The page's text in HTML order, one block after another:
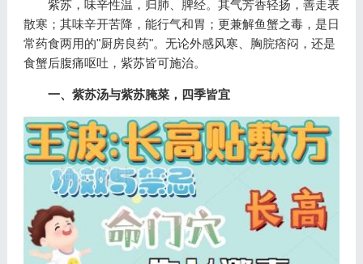
紫苏，味辛性温，归肺、脾经。其气芳香轻扬，善走表
散寒；其味辛开苦降，能行气和胃；更兼解鱼蟹之毒，是日
常药食两用的"厨房良药"。无论外感风寒、胸脘痞闷，还是
食蟹后腹痛呕吐，紫苏皆可施治。
一、紫苏汤与紫苏腌菜，四季皆宜